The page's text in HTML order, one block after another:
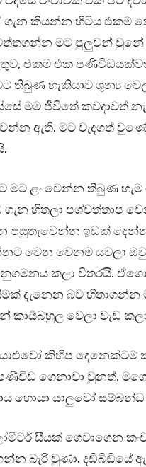
ගැන කියන්න හිටිය එකම
මට පුලුවන් වුනේ
එකම එක
තිබුණ හැකියාව ශුන්‍ය
මම ජීවිතේ කවදාවත්
ඇති. මට වැදගත්
මට ළං වෙන්න තිබුණ
හිතලා පශ්චත්තාප
පසුතැවෙන්න ඉඩක්
වෙන වෙනම යවලා
කලා විතරයි.
දැනෙන බව හිතාගන්න
කාර්‍යබහුල වෙලා වැඩ
කිහිප දෙනෙක්ටම
ගෙනාවා වුනත්,
හොයා යාලුවෝ
සීයක් ගෙවාගෙන
බැරි වුණා. දඩිබිඩියේ